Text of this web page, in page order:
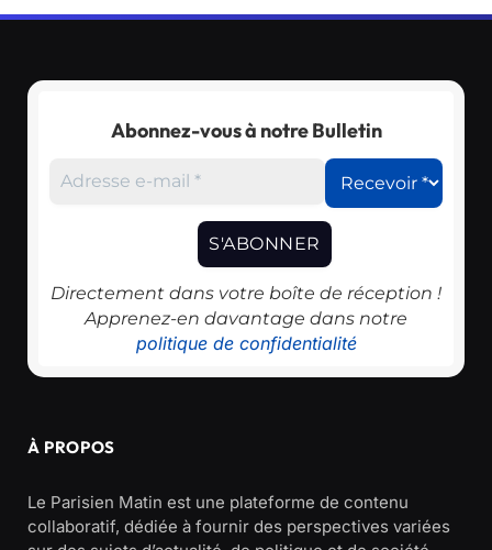
Abonnez-vous à notre Bulletin
Directement dans votre boîte de réception !
Apprenez-en davantage dans notre
politique de confidentialité
À PROPOS
Le Parisien Matin est une plateforme de contenu
collaboratif, dédiée à fournir des perspectives variées